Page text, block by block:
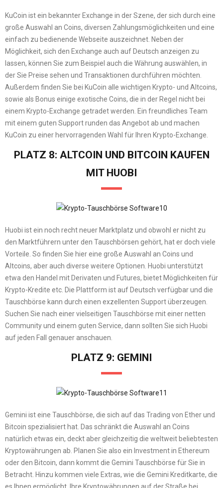
KuCoin ist ein bekannter Exchange in der Szene, der sich durch eine
große Auswahl an Coins, diversen Zahlungsmöglichkeiten und eine
einfach zu bedienende Webseite auszeichnet. Neben der
Möglichkeit, sich den Exchange auch auf Deutsch anzeigen zu
lassen, können Sie zum Beispiel auch die Währung auswählen, in
der Sie Preise sehen und Transaktionen durchführen möchten.
Außerdem finden Sie bei KuCoin alle wichtigen Krypto- und Altcoins,
sowie als Bonus einige exotische Coins, die in der Regel nicht bei
einem Krypto-Exchange getradet werden. Ein freundliches Team
mit einem guten Support runden das Angebot ab und machen
KuCoin zu einer hervorragenden Wahl für Ihren Krypto-Exchange.
PLATZ 8: ALTCOIN UND BITCOIN KAUFEN
MIT HUOBI
Huobi ist ein noch recht neuer Marktplatz und obwohl er nicht zu
den Marktführern unter den Tauschbörsen gehört, hat er doch viele
Vorteile. So finden Sie hier eine große Auswahl an Coins und
Altcoins, aber auch diverse weitere Optionen. Huobi unterstützt
etwa den Handel mit Derivaten und Futures, bietet Möglichkeiten für
Krypto-Kredite etc. Die Plattform ist auf Deutsch verfügbar und die
Tauschbörse kann durch einen exzellenten Support überzeugen.
Suchen Sie nach einer vielseitigen Tauschbörse mit einer netten
Community und einem guten Service, dann sollten Sie sich Huobi
auf jeden Fall genauer anschauen.
PLATZ 9: GEMINI
Gemini ist eine Tauschbörse, die sich auf das Trading von Ether und
Bitcoin spezialisiert hat. Das schränkt die Auswahl an Coins
natürlich etwas ein, deckt aber gleichzeitig die weltweit beliebtesten
Kryptowährungen ab. Planen Sie also ein Investment in Ethereum
oder den Bitcoin, dann kommt die Gemini Tauschbörse für Sie in
Betracht. Hinzu kommen viele Extras, wie die Gemini Kreditkarte, die